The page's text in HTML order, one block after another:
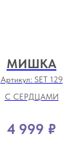
МИШКА
Артикул: SET 129
С СЕРДЦАМИ
4 999 ₽